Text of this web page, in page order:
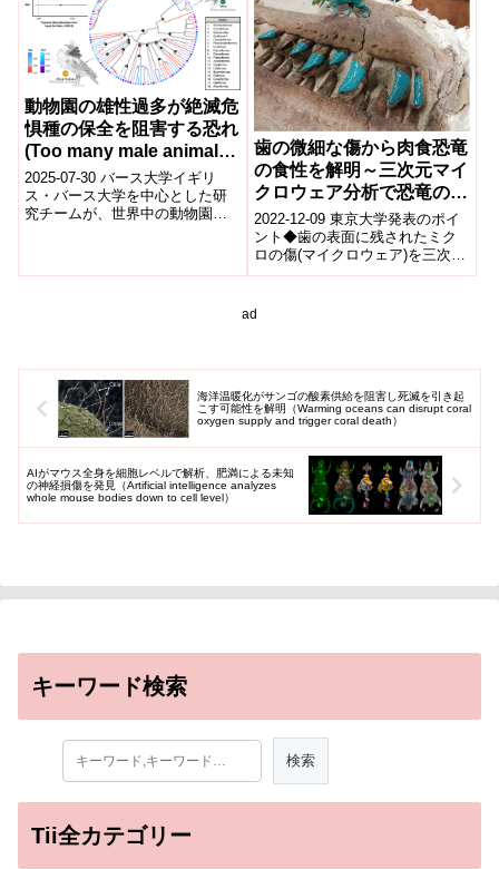
動物園の雄性過多が絶滅危
惧種の保全を阻害する恐れ
(Too many male animals
in zoos could hamper
conservation of
endangered species,
2025-07-30 バース大学イギリ
ス・バース大学を中心とした研
究チームが、世界中の動物園で
歯の微細な傷から肉食恐竜
の食性を解明～三次元マイ
クロウェア分析で恐竜の生
態に迫る～
2022-12-09 東京大学発表のポイ
ント◆歯の表面に残されたミク
ロの傷(マイクロウェア)を三次元
的に分析し、恐竜出現初期から
恐竜...
ad
海洋温暖化がサンゴの酸素供給を阻害し死滅を引き起
こす可能性を解明（Warming oceans can disrupt coral
oxygen supply and trigger coral death）
AIがマウス全身を細胞レベルで解析、肥満による未知
の神経損傷を発見（Artificial intelligence analyzes
whole mouse bodies down to cell level）
キーワード検索
Tii全カテゴリー